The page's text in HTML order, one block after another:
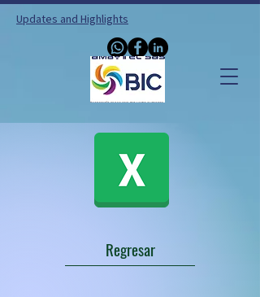
Updates and Highlights
Regresar